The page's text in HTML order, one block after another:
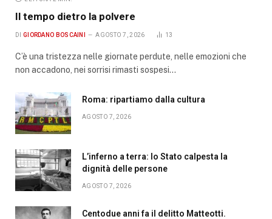
Il tempo dietro la polvere
DI GIORDANO BOSCAINI AGOSTO 7, 2026 13
C’è una tristezza nelle giornate perdute, nelle emozioni che
non accadono, nei sorrisi rimasti sospesi…
Roma: ripartiamo dalla cultura
AGOSTO 7, 2026
L’inferno a terra: lo Stato calpesta la
dignità delle persone
AGOSTO 7, 2026
Centodue anni fa il delitto Matteotti.